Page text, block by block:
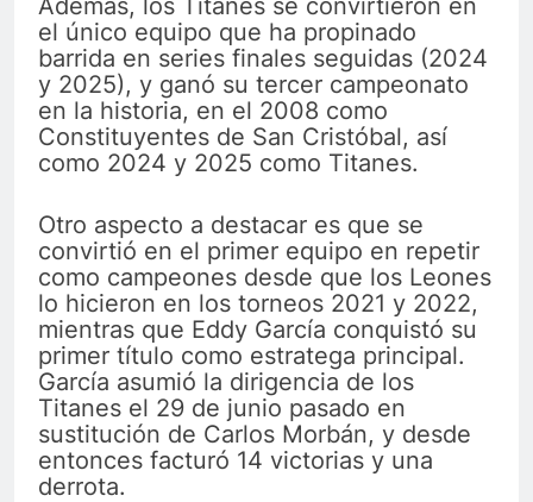
el único equipo que ha propinado
barrida en series finales seguidas (2024
y 2025), y ganó su tercer campeonato
en la historia, en el 2008 como
Constituyentes de San Cristóbal, así
como 2024 y 2025 como Titanes.
Otro aspecto a destacar es que se
convirtió en el primer equipo en repetir
como campeones desde que los Leones
lo hicieron en los torneos 2021 y 2022,
mientras que Eddy García conquistó su
primer título como estratega principal.
García asumió la dirigencia de los
Titanes el 29 de junio pasado en
sustitución de Carlos Morbán, y desde
entonces facturó 14 victorias y una
derrota.